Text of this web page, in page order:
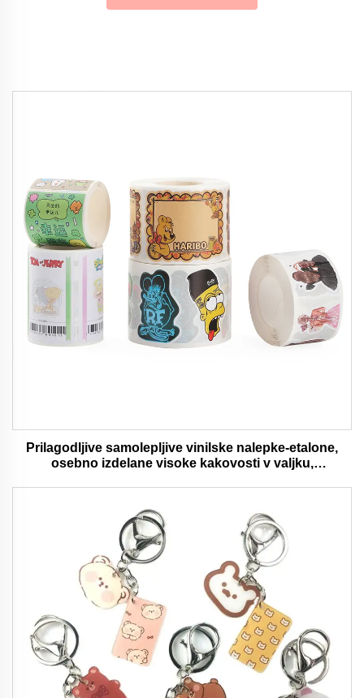
Prilagodljive samolepljive vinilske nalepke-etalone,
osebno izdelane visoke kakovosti v valjku,